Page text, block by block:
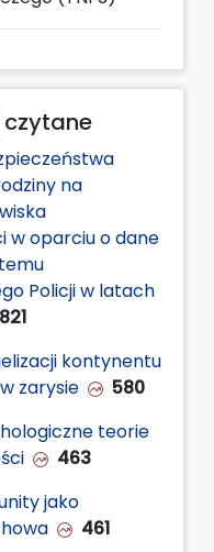
na
w oparciu o dane
Policji w latach
821
kontynentu
zarysie
580
teorie
463
jako
461